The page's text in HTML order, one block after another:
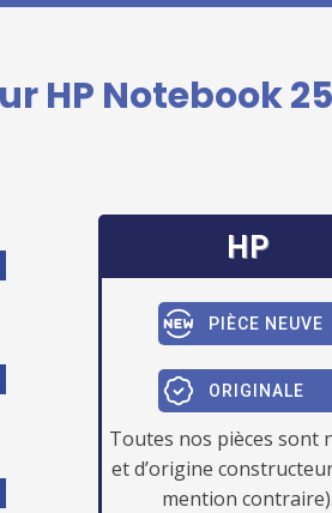
HP Notebook
HP
PIÈCE NEUVE
ORIGINALE
Toutes nos pièces sont
et d’origine
mention contraire).